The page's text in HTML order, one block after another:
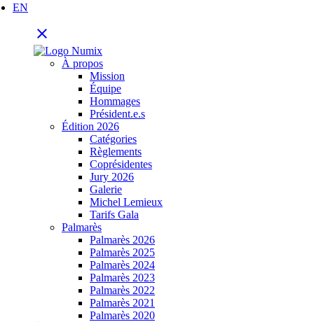
EN
close
À propos
Mission
Équipe
Hommages
Président.e.s
Édition 2026
Catégories
Règlements
Coprésidentes
Jury 2026
Galerie
Michel Lemieux
Tarifs Gala
Palmarès
Palmarès 2026
Palmarès 2025
Palmarès 2024
Palmarès 2023
Palmarès 2022
Palmarès 2021
Palmarès 2020